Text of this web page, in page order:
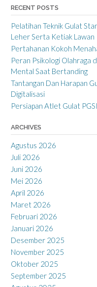
RECENT POSTS
Pelatihan Teknik Gulat
Leher Serta Ketiak Lawan
Pertahanan Kokoh
Peran Psikologi Olahraga
Mental Saat Bertanding
Tantangan Dan Harapan
Digitalisasi
Persiapan Atlet Gulat
ARCHIVES
Agustus 2026
Juli 2026
Juni 2026
Mei 2026
April 2026
Maret 2026
Februari 2026
Januari 2026
Desember 2025
November 2025
Oktober 2025
September 2025